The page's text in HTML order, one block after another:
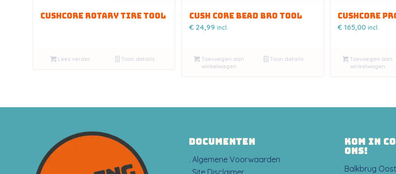
CUSHCORE ROTARY TIRE TOOL
Lees verder Toon details
CUSH CORE BEAD BRO TOOL
€24,99 incl.
Toevoegen aan
winkelwagen
Toon details
CUSHCORE
€ 165,00 incl.
Toevoegen aan
winkelwagen
DOCUMENTEN
. Algemene Voorwaarden
. Site Disclaimer
KOM IN
ONS!
Balkbrug